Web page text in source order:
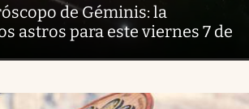
de Géminis: la
astros para este viernes 7 de